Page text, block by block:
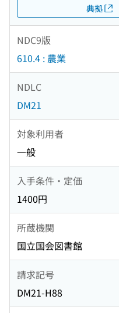
典拠
NDC9版
610.4 : 農業
NDLC
DM21
対象利用者
一般
入手条件・定価
1400円
所蔵機関
国立国会図書館
請求記号
DM21-H88